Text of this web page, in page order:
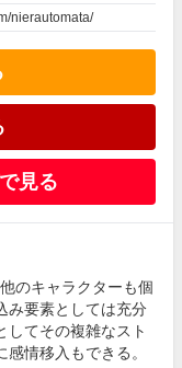
nierautomata/
見る
のキャラクターも個
み要素としては充分
してその複雑なスト
情移入もできる。